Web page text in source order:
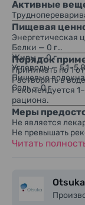
Активные
Пищевая
Энергетическая
Белки — 0 г
Жиры — 0 г
Углеводы —
Пищевые
Соль — 0 г
Порядок
Принимать по 1
Растворить в
Рекомендуется
рациона.
Меры
Не является
Не превышать
При
Читать